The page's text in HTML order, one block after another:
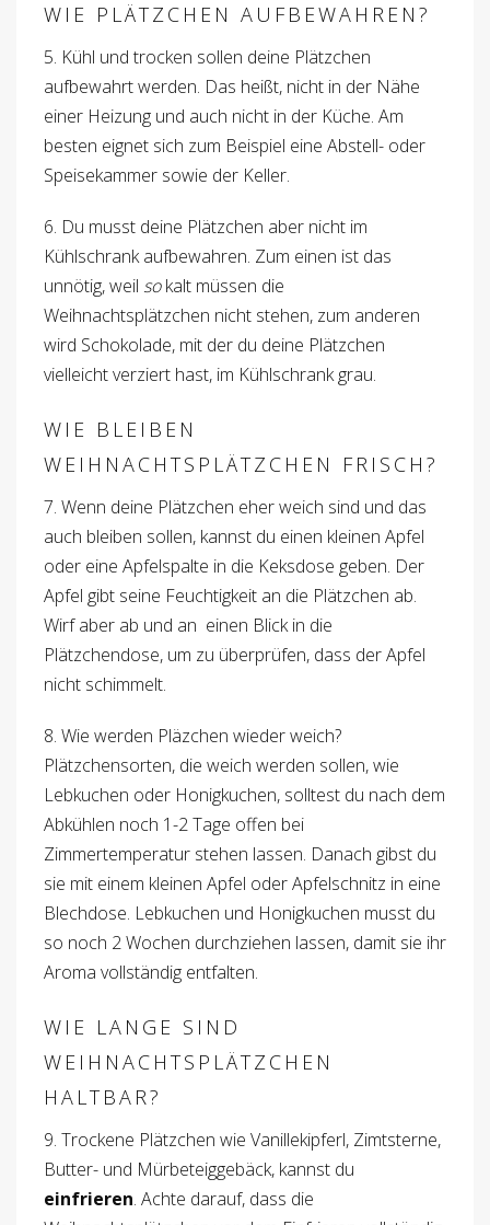
WIE PLÄTZCHEN AUFBEWAHREN?
5. Kühl und trocken sollen deine Plätzchen
aufbewahrt werden. Das heißt, nicht in der Nähe
einer Heizung und auch nicht in der Küche. Am
besten eignet sich zum Beispiel eine Abstell- oder
Speisekammer sowie der Keller.
6. Du musst deine Plätzchen aber nicht im
Kühlschrank aufbewahren. Zum einen ist das
unnötig, weil sokalt müssen die
Weihnachtsplätzchen nicht stehen, zum anderen
wird Schokolade, mit der du deine Plätzchen
vielleicht verziert hast, im Kühlschrank grau.
WIE BLEIBEN
WEIHNACHTSPLÄTZCHEN FRISCH?
7. Wenn deine Plätzchen eher weich sind und das
auch bleiben sollen, kannst du einen kleinen Apfel
oder eine Apfelspalte in die Keksdose geben. Der
Apfel gibt seine Feuchtigkeit an die Plätzchen ab.
Wirf aber ab und an einen Blick in die
Plätzchendose, um zu überprüfen, dass der Apfel
nicht schimmelt.
8. Wie werden Pläzchen wieder weich?
Plätzchensorten, die weich werden sollen, wie
Lebkuchen oder Honigkuchen, solltest du nach dem
Abkühlen noch 1-2 Tage offen bei
Zimmertemperatur stehen lassen. Danach gibst du
sie mit einem kleinen Apfel oder Apfelschnitz in eine
Blechdose. Lebkuchen und Honigkuchen musst du
so noch 2 Wochen durchziehen lassen, damit sie ihr
Aroma vollständig entfalten.
WIE LANGE SIND
WEIHNACHTSPLÄTZCHEN
HALTBAR?
9. Trockene Plätzchen wie Vanillekipferl, Zimtsterne,
Butter- und Mürbeteiggebäck, kannst du
einfrieren. Achte darauf, dass die